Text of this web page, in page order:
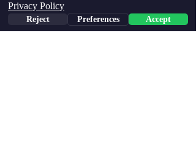
Phone Email Facebook
Privacy Policy
Reject Preferences Accept